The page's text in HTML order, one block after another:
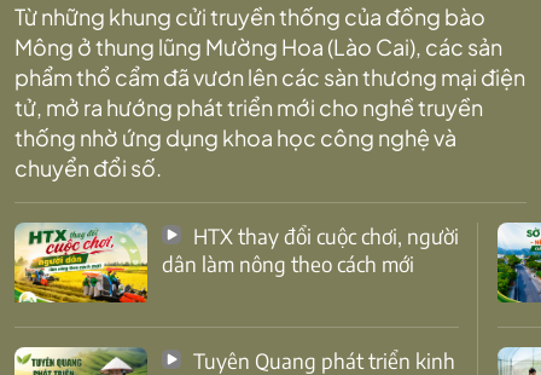
Từ những khung cửi truyền thống của đồng bào
Mông ở thung lũng Mường Hoa (Lào Cai), các sản
phẩm thổ cẩm đã vươn lên các sàn thương mại điện
tử, mở ra hướng phát triển mới cho nghề truyền
thống nhờ ứng dụng khoa học công nghệ và
chuyển đổi số.
dân làm nông theo cách mới